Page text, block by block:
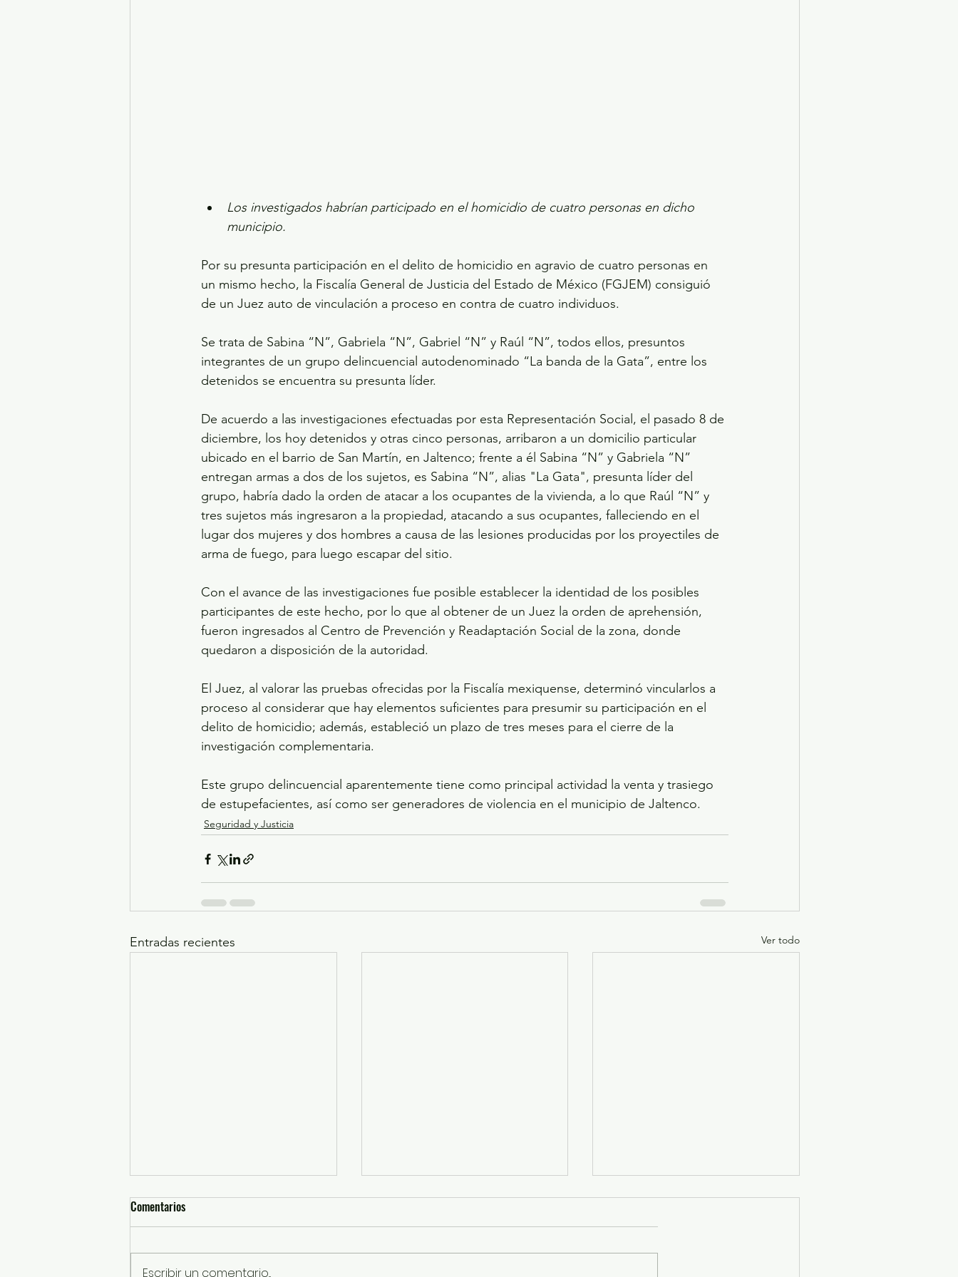
Los investigados habrían participado en el homicidio de cuatro personas en dicho
municipio.
Por su presunta participación en el delito de homicidio en agravio de cuatro personas en
un mismo hecho, la Fiscalía General de Justicia del Estado de México (FGJEM) consiguió
de un Juez auto de vinculación a proceso en contra de cuatro individuos.
Se trata de Sabina “N”, Gabriela “N”, Gabriel “N” y Raúl “N”, todos ellos, presuntos
integrantes de un grupo delincuencial autodenominado “La banda de la Gata”, entre los
detenidos se encuentra su presunta líder.
De acuerdo a las investigaciones efectuadas por esta Representación Social, el pasado 8 de
diciembre, los hoy detenidos y otras cinco personas, arribaron a un domicilio particular
ubicado en el barrio de San Martín, en Jaltenco; frente a él Sabina “N” y Gabriela “N”
entregan armas a dos de los sujetos, es Sabina “N”, alias "La Gata", presunta líder del
grupo, habría dado la orden de atacar a los ocupantes de la vivienda, a lo que Raúl “N” y
tres sujetos más ingresaron a la propiedad, atacando a sus ocupantes, falleciendo en el
lugar dos mujeres y dos hombres a causa de las lesiones producidas por los proyectiles de
arma de fuego, para luego escapar del sitio.
Con el avance de las investigaciones fue posible establecer la identidad de los posibles
participantes de este hecho, por lo que al obtener de un Juez la orden de aprehensión,
fueron ingresados al Centro de Prevención y Readaptación Social de la zona, donde
quedaron a disposición de la autoridad.
El Juez, al valorar las pruebas ofrecidas por la Fiscalía mexiquense, determinó vincularlos a
proceso al considerar que hay elementos suficientes para presumir su participación en el
delito de homicidio; además, estableció un plazo de tres meses para el cierre de la
investigación complementaria.
Este grupo delincuencial aparentemente tiene como principal actividad la venta y trasiego
de estupefacientes, así como ser generadores de violencia en el municipio de Jaltenco.
Seguridad y Justicia
Entradas recientes Ver todo
Comentarios
Escribir un comentario...